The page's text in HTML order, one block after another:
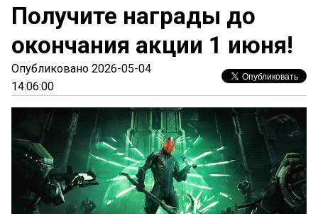
Получите награды до
окончания акции 1 июня!
Опубликовано 2026-05-04
14:06:00